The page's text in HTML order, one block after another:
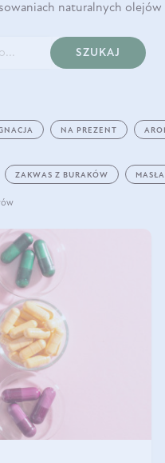
naturalnych olejów
SZUKAJ
NA PREZENT
ZAKWAS Z BURAKÓW